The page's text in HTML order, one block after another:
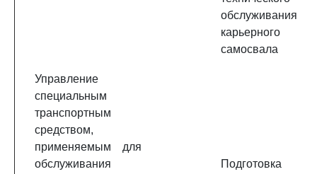
обслуживания
карьерного
самосвала
Управление
специальным
транспортным
средством,
применяемым для
обслуживания
Подготовка